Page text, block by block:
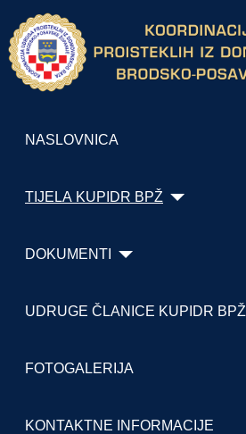
NASLOVNICA
TIJELA KUPIDR BPŽ
DOKUMENTI
UDRUGE ČLANICE KUPIDR BPŽ
FOTOGALERIJA
KONTAKTNE INFORMACIJE